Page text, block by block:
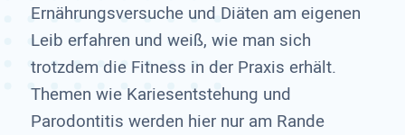
Ernährungsversuche und Diäten am eigenen
Leib erfahren und weiß, wie man sich
trotzdem die Fitness in der Praxis erhält.
Themen wie Kariesentstehung und
Parodontitis werden hier nur am Rande